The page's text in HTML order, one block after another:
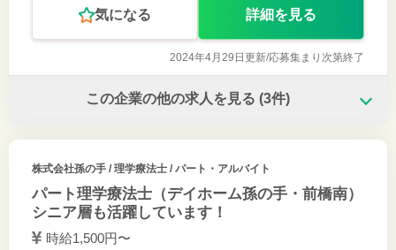
気になる 詳細を見る
2024年4月29日更新/応募集まり次第終了
この企業の他の求人を見る (3件)
株式会社孫の手/ 理学療法士 / パート・アルバイト
パート理学療法士（デイホーム孫の手・前橋南）
シニア層も活躍しています！
時給1,500円〜